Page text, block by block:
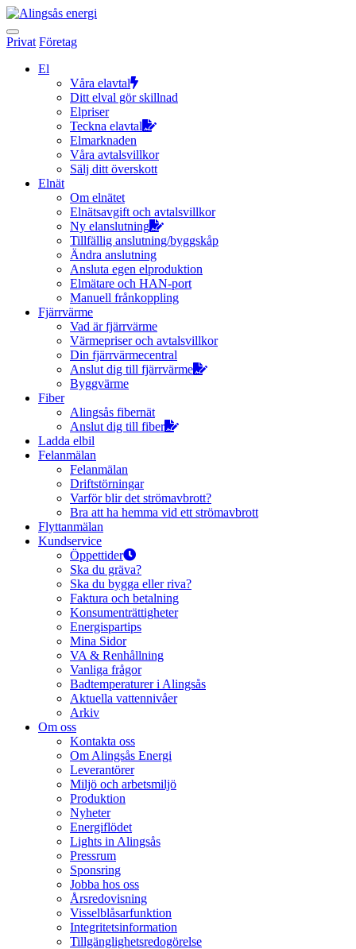
Hoppa
till
innehållet
Privat Företag
El
Våra elavtal
Ditt elval gör skillnad
Elpriser
Teckna elavtal
Elmarknaden
Våra avtalsvillkor
Sälj ditt överskott
Elnät
Om elnätet
Elnätsavgift och avtalsvillkor
Ny elanslutning
Tillfällig anslutning/byggskåp
Ändra anslutning
Ansluta egen elproduktion
Elmätare och HAN-port
Manuell frånkoppling
Fjärrvärme
Vad är fjärrvärme
Värmepriser och avtalsvillkor
Din fjärrvärmecentral
Anslut dig till fjärrvärme
Byggvärme
Fiber
Alingsås fibernät
Anslut dig till fiber
Ladda elbil
Felanmälan
Felanmälan
Driftstörningar
Varför blir det strömavbrott?
Bra att ha hemma vid ett strömavbrott
Flyttanmälan
Kundservice
Öppettider
Ska du gräva?
Ska du bygga eller riva?
Faktura och betalning
Konsumenträttigheter
Energispartips
Mina Sidor
VA & Renhållning
Vanliga frågor
Badtemperaturer i Alingsås
Aktuella vattennivåer
Arkiv
Om oss
Kontakta oss
Om Alingsås Energi
Leverantörer
Miljö och arbetsmiljö
Produktion
Nyheter
Energiflödet
Lights in Alingsås
Pressrum
Sponsring
Jobba hos oss
Årsredovisning
Visselblåsarfunktion
Integritetsinformation
Tillgänglighetsredogörelse